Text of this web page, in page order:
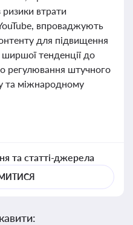
ризики втрати
впроваджують
для підвищення
тенденції до
регулювання штучного
та міжнародному
та статті-джерела